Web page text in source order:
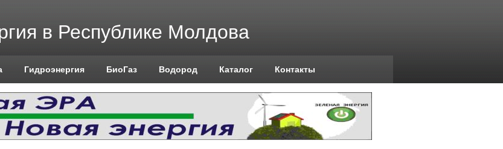
в Республике Молдова
Гидроэнергия БиоГаз Водород Каталог Контакты